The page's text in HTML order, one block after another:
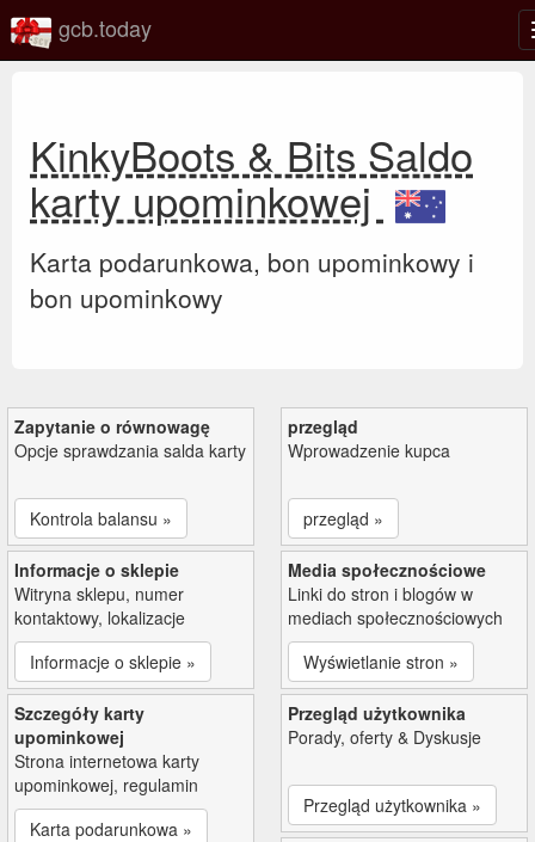
gcb.today
KinkyBoots & Bits Saldo
karty upominkowej
Karta podarunkowa, bon upominkowy i
bon upominkowy
Zapytanie o równowagę
Opcje sprawdzania salda karty
Kontrola balansu »
przegląd
Wprowadzenie kupca
przegląd »
Informacje o sklepie
Witryna sklepu, numer
kontaktowy, lokalizacje
Informacje o sklepie »
Media społecznościowe
Linki do stron i blogów w
mediach społecznościowych
Wyświetlanie stron »
Szczegóły karty
upominkowej
Strona internetowa karty
upominkowej, regulamin
Karta podarunkowa »
Przegląd użytkownika
Porady, oferty & Dyskusje
Przegląd użytkownika »